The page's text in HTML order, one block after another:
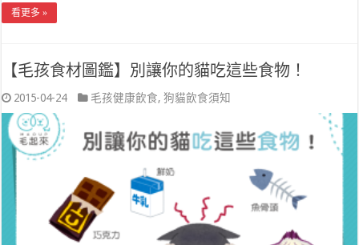
看更多 »
【毛孩食材圖鑑】別讓你的貓吃這些食物！
2015-04-24 毛孩健康飲食,狗貓飲食須知